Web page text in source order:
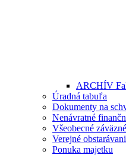
ARCHÍV
Úradná tabuľa
Dokumenty na
Nenávratné
Všeobecné
Verejné
Ponuka majetku